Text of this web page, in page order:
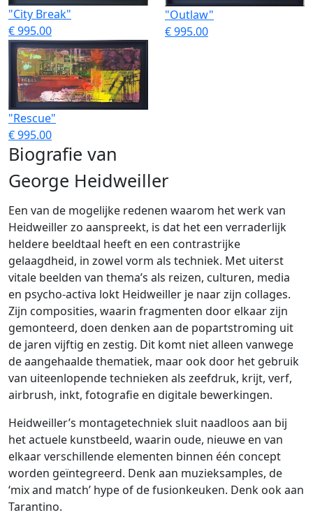
"City Break"
€ 995.00
"Outlaw"
€ 995.00
"Rescue"
€ 995.00
Biografie van
George Heidweiller
Een van de mogelijke redenen waarom het werk van
Heidweiller zo aanspreekt, is dat het een verraderlijk
heldere beeldtaal heeft en een contrastrijke
gelaagdheid, in zowel vorm als techniek. Met uiterst
vitale beelden van thema’s als reizen, culturen, media
en psycho-activa lokt Heidweiller je naar zijn collages.
Zijn composities, waarin fragmenten door elkaar zijn
gemonteerd, doen denken aan de popartstroming uit
de jaren vijftig en zestig. Dit komt niet alleen vanwege
de aangehaalde thematiek, maar ook door het gebruik
van uiteenlopende technieken als zeefdruk, krijt, verf,
airbrush, inkt, fotografie en digitale bewerkingen.
Heidweiller’s montagetechniek sluit naadloos aan bij
het actuele kunstbeeld, waarin oude, nieuwe en van
elkaar verschillende elementen binnen één concept
worden geïntegreerd. Denk aan muzieksamples, de
‘mix and match’ hype of de fusionkeuken. Denk ook aan
Tarantino.